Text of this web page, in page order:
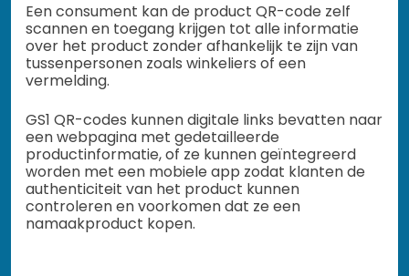
Een consument kan de product QR-code zelf
scannen en toegang krijgen tot alle informatie
over het product zonder afhankelijk te zijn van
tussenpersonen zoals winkeliers of een
vermelding.
GS1 QR-codes kunnen digitale links bevatten naar
een webpagina met gedetailleerde
productinformatie, of ze kunnen geïntegreerd
worden met een mobiele app zodat klanten de
authenticiteit van het product kunnen
controleren en voorkomen dat ze een
namaakproduct kopen.